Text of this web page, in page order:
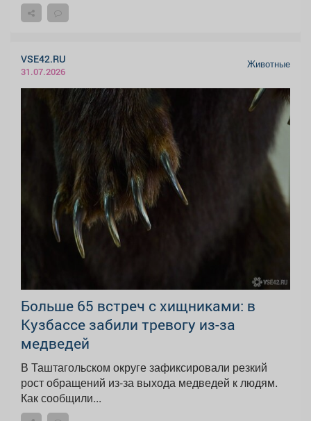
VSE42.RU
31.07.2026
Животные
Больше 65 встреч с хищниками: в
Кузбассе забили тревогу из-за
медведей
В Таштагольском округе зафиксировали резкий
рост обращений из-за выхода медведей к людям.
Как сообщили...